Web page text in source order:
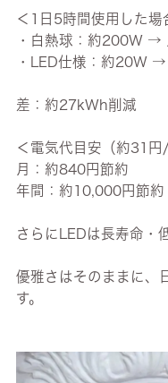
＜1日5時間使用した場
・白熱球：約200W →
・LED仕様：約20W
差：約27kWh削減
＜電気代目安（約31円
月：約840円節約
年間：約10,000円節約
さらにLEDは長寿命・
優雅さはそのままに、
す。